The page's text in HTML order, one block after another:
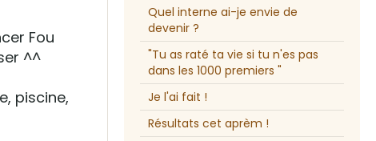
Fou
^^
piscine,
Quel interne ai-je envie de
devenir ?
"Tu as raté ta vie si tu n'es pas
dans les 1000 premiers "
Je l'ai fait !
Résultats cet aprèm !